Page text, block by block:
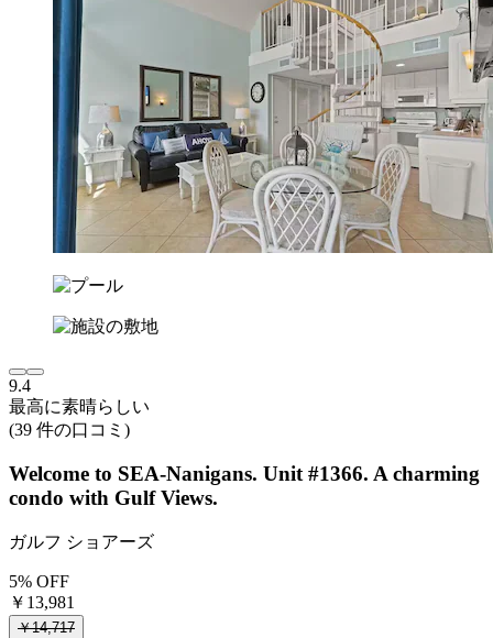
9.4
最高に素晴らしい
(39 件の口コミ)
Welcome to SEA-Nanigans. Unit #1366. A charming
condo with Gulf Views.
ガルフ ショアーズ
5% OFF
￥13,981
￥14,717